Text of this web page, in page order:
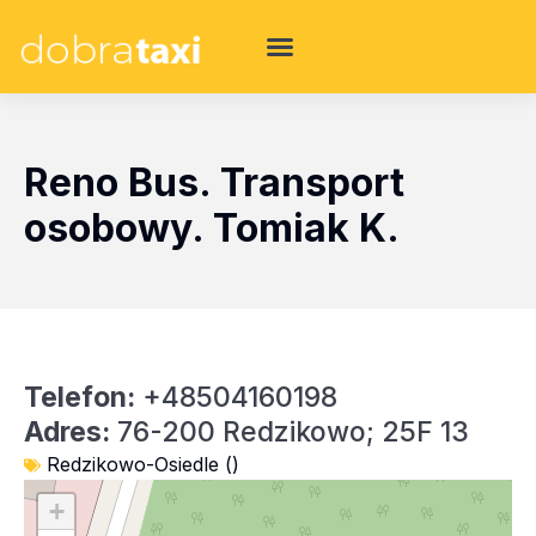
Reno Bus. Transport
osobowy. Tomiak K.
Telefon: +48504160198
Adres: 76-200 Redzikowo; 25F 13
Redzikowo-Osiedle ()
+